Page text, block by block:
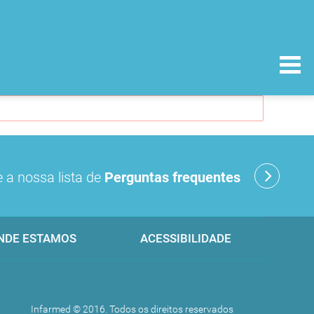
a nossa lista de Perguntas frequentes
ESTAMOS ACESSIBILIDADE
Infarmed © 2016. Todos os direitos reservados